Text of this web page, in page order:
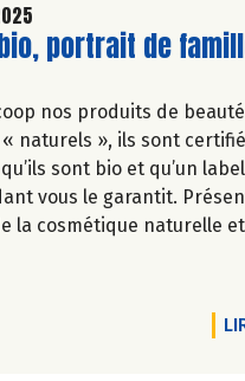
SANS
de l'article
portrait de
nos produits de
naturels », ils sont
sont bio et qu’un label
vous le garantit.
la cosmétique naturelle